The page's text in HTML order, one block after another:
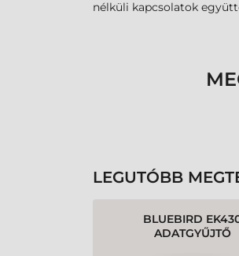
nélküli kapcsolatok
LEGUTÓBB
BLUEBIRD
ADATGYŰJTŐ